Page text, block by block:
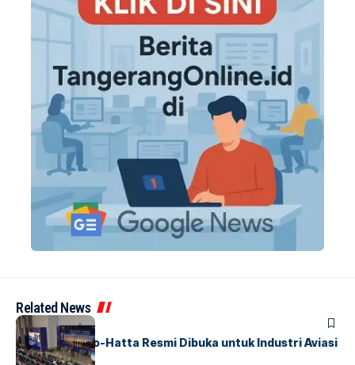
Related News
BANDARA BERITA
IALC Soekarno-Hatta Resmi Dibuka untuk Industri Aviasi
Dunia